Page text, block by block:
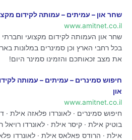
שחר און – עמיתים – עמותה לקידום
www.amitnet.co.il
שחר און העמותה לקידום מקצועי
בכל רחבי הארץ וכן סמינרים במלונות
את מצב זכאותכם והזמינו סמינר היום!
חיפוש סמינרים – עמיתים – עמותה
און
www.amitnet.co.il
חיפוש סמינרים · לאונרדו פלאזה אילת ·
בוטיק אילת · קיסר אילת · לאונרדו רויאל
אילת · הרודס פאלאס אילת · לאונרדו